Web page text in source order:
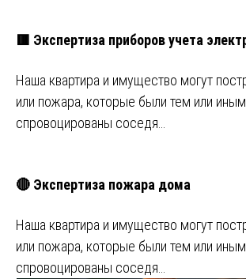
🟥 Экспертиза приборов учета
Наша квартира и имущество могут
или пожара, которые были тем или
спровоцированы соседя…
🔴 Экспертиза пожара дома
Наша квартира и имущество могут
или пожара, которые были тем или
спровоцированы соседя…